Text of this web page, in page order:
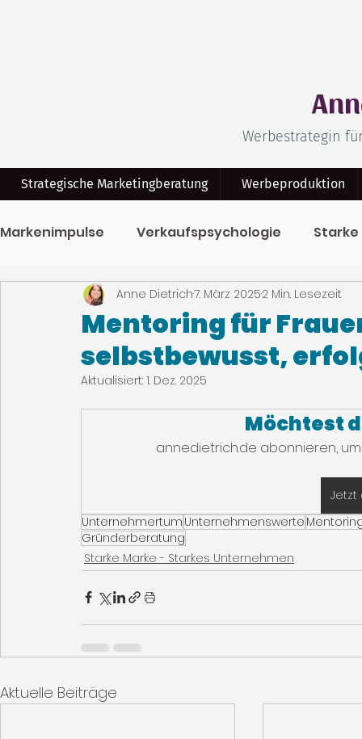
Werbestrategin
Strategische Marketingberatung Werbeproduktion
Markenimpulse Verkaufspsychologie
Klar Kommuniziert Bewegtbildmarketing
Mentoring für
selbstbewusst,
Anne Dietrich7. März 20252 Min. Lesezeit
Aktualisiert: 1. Dez. 2025
Möchtest
annedietrich.de abonnieren,
Jetzt
Unternehmertum Unternehmenswerte
Gründerberatung
Starke Marke - Starkes Unternehmen
Aktuelle Beiträge